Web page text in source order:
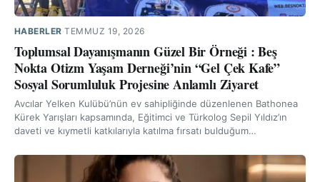
HABERLER·TEMMUZ 19, 2026
Toplumsal Dayanışmanın Güzel Bir Örneği : Beş
Nokta Otizm Yaşam Derneği’nin “Gel Çek Kafe”
Sosyal Sorumluluk Projesine Anlamlı Ziyaret
Avcılar Yelken Kulübü’nün ev sahipliğinde düzenlenen Bathonea
Kürek Yarışları kapsamında, Eğitimci ve Türkolog Sepil Yıldız’ın
daveti ve kıymetli katkılarıyla katılma fırsatı bulduğum…